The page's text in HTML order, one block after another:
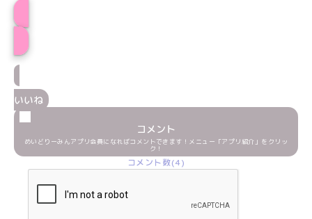
いいね
コメント
めいどりーみんアプリ会員になればコメントできます！メニュー「アプリ紹介」をクリッ
ク！
コメント数(4)